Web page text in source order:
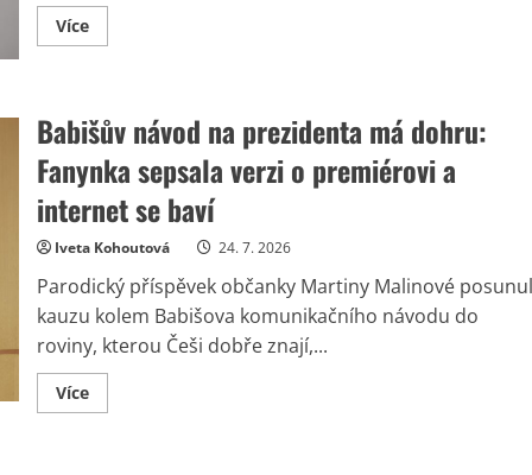
chyb, Poskytování a zobrazování reklamy a
Ukládání a sdělování voleb ochrany osobních údajů.
VíceRead
more
starší
60
let:
Jemné
vrstvy
i
techniky
zvýrazní
přednosti
a
uberou
roky
Babišův návod na prezidenta má dohru:
Fanynka sepsala verzi o premiérovi a
internet se baví
Iveta Kohoutová 24. 7. 2026
Parodický příspěvek občanky Martiny Malinové posunul
kauzu kolem Babišova komunikačního návodu do
roviny, kterou Češi dobře znají,...
VíceRead
more